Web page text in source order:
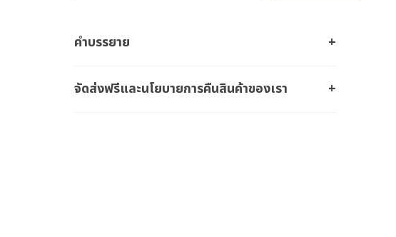
คำบรรยาย
จัดส่งฟรีและนโยบายการคืนสินค้าของเรา